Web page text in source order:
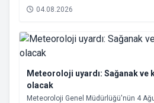
Hizmet vurgusu yapan Coşkun, “AK
metrekaresine sevdalı olmaktır” dedi.
04.08.2026
Meteoroloji uyardı: Sağanak
olacak
Meteoroloji Genel Müdürlüğü'nün 4